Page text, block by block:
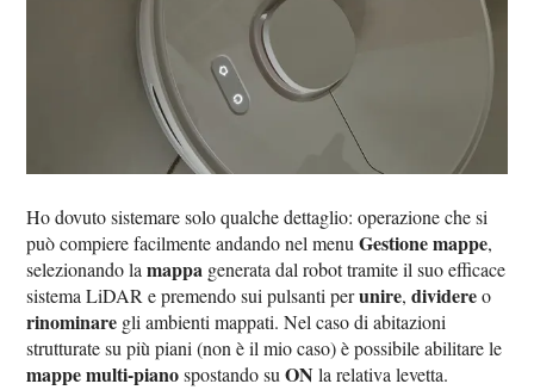
Ho dovuto sistemare solo qualche dettaglio: operazione che si
può compiere facilmente andando nel menuGestione mappe,
selezionando lamappa generata dal robot tramite il suo efficace
sistema LiDAR e premendo sui pulsanti perunire,dividereo
rinominare gli ambienti mappati. Nel caso di abitazioni
strutturate su più piani (non è il mio caso) è possibile abilitare le
mappe multi-pianospostando suON la relativa levetta.